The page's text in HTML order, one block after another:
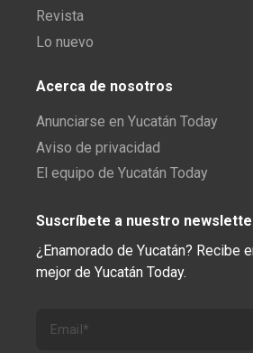
Revista
Lo nuevo
Acerca de nosotros
Anunciarse en Yucatán Today
Aviso de privacidad
El equipo de Yucatán Today
Suscríbete a nuestro
¿Enamorado de Yucatán? Recibe
mejor de Yucatán Today.